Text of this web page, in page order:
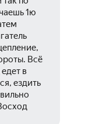
1ю
Всё
в
ездить